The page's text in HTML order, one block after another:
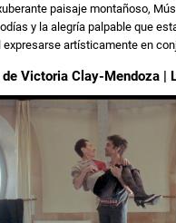
paisaje montañoso,
y la alegría palpable que
expresarse artísticamente en
de Victoria Clay-Mendoza |